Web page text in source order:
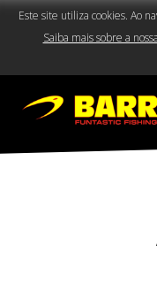
Este site utiliza cookies. Ao
Saiba mais sobre a